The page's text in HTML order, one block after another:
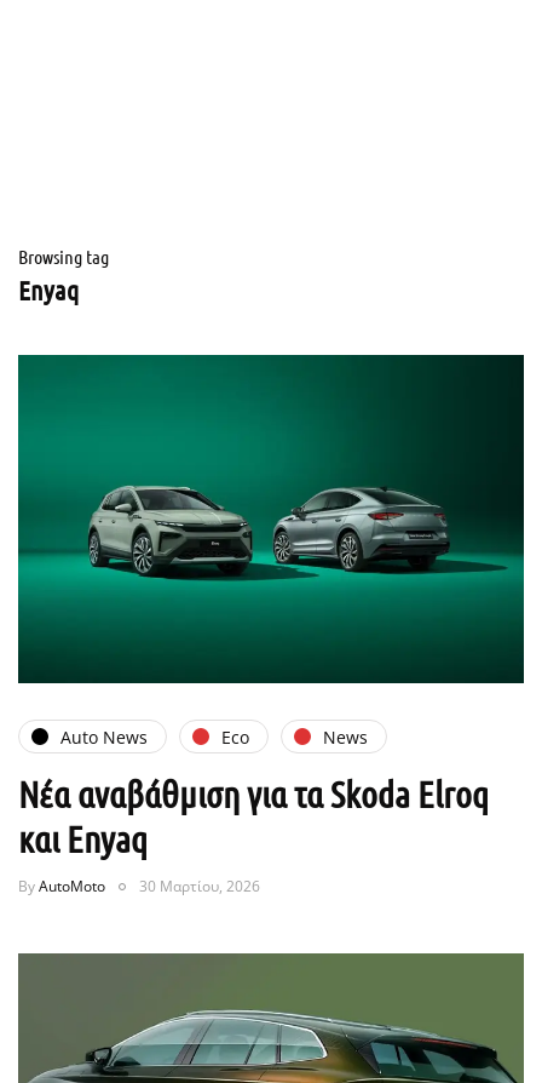
Browsing tag
Enyaq
Auto News Eco News
Νέα αναβάθμιση για τα Skoda Elroq
και Enyaq
ByAutoMoto 30 Μαρτίου, 2026